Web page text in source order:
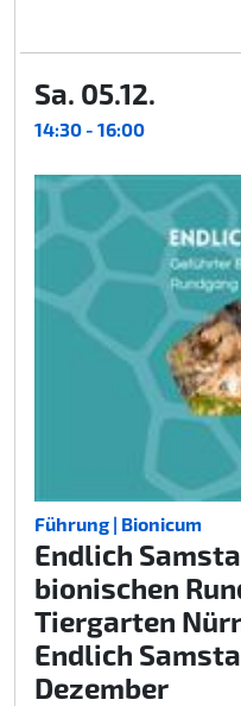
Sa. 05.12.
14:30 - 16:00
Führung | Bionicum
Endlich
bionischen
Tiergarten
Endlich
Dezember